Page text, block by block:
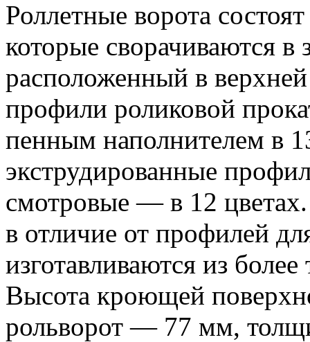
Роллетные ворота
которые сворачиваются
расположенный в
профили роликовой
пенным наполнителем в
экструдированные
смотровые — в 12
в отличие от профилей
изготавливаются из
Высота кроющей
рольворот — 77 мм,